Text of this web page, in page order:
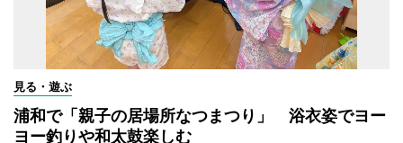
見る・遊ぶ
浦和で「親子の居場所なつまつり」 浴衣姿でヨー
ヨー釣りや和太鼓楽しむ